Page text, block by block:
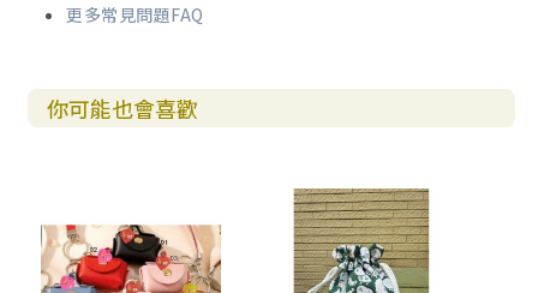
更多常見問題FAQ
你可能也會喜歡